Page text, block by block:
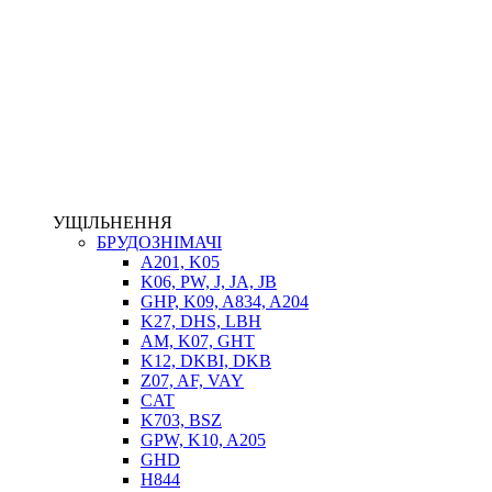
ВТУЛКИ
УЩІЛЬНЕННЯ
БРУДОЗНІМАЧІ
A201, K05
K06, PW, J, JA, JB
GHP, K09, A834, A204
K27, DHS, LBH
AM, K07, GHT
K12, DKBI, DKB
Z07, AF, VAY
CAT
K703, BSZ
GPW, K10, A205
GHD
H844